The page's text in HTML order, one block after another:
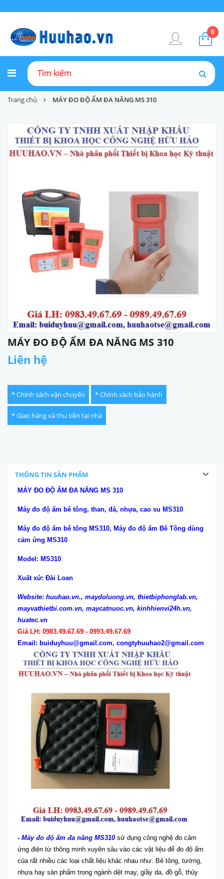
0
Trang chủ MÁY ĐO ĐỘ ẨM ĐA NĂNG MS 310
MÁY ĐO ĐỘ ẨM ĐA NĂNG MS 310
Liên hệ
* Chính sách vận chuyển * Chính sách bảo hành
* Giao hàng và thu tiền tại nhà
THÔNG TIN SẢN PHẨM
MÁY ĐO ĐỘ ẨM ĐA NĂNG MS 310
Máy đo độ ẩm bê tông, than, đá, nhựa, cao su MS310
Máy đo độ ẩm bê tông MS310, Máy đo độ ẩm Bê Tông dùng
cảm ứng MS310
Model: MS310
Xuất xứ: Đài Loan
Website: huuhao.vn., maydoluong.vn, thietbiphonglab.vn,
mayvathietbi.com.vn, maycatnuoc.vn, kinhhienvi24h.vn,
huatec.vn
Giá LH: 0983.49.67.69 - 0993.49.67.69
Email: buiduyhuu@gmail.com, congtyhuuhao2@gmail.com
- Máy đo độ ẩm đa năng MS310 sử dụng công nghệ đo cảm
ứng điện từ thông minh xuyên sâu vào các vật liệu để đo độ ẩm
của rất nhiều các loại chất liệu khác nhau như: Bê tông, tường,
nhựa hay sản phẩm trong ngành dệt may, giầy da, đồ gỗ, thủy